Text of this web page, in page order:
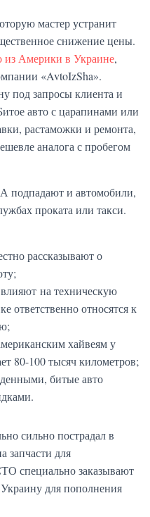
мастер устранит
снижение цены.
из Америки в Украине,
«AvtoIzSha».
под запросы клиента и
авто с царапинами или
растаможки и ремонта,
аналога с пробегом
подпадают и автомобили,
проката или такси.
рассказывают о
на техническую
ответственно относятся к
хайвеям у
80-100 тысяч километров;
битые авто
сильно пострадал в
запчасти для
специально заказывают
для пополнения